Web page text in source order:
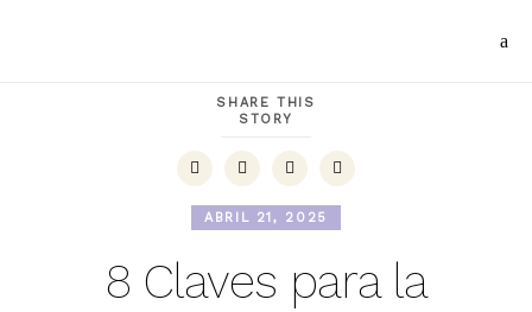
SHARE THIS
STORY
ABRIL 21, 2025
8 Claves para la